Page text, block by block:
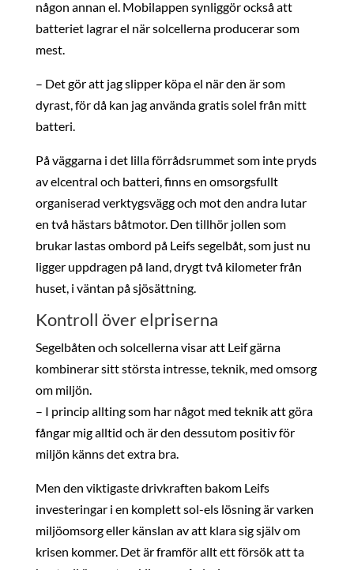
någon annan el. Mobilappen synliggör också att
batteriet lagrar el när solcellerna producerar som
mest.
– Det gör att jag slipper köpa el när den är som
dyrast, för då kan jag använda gratis solel från mitt
batteri.
På väggarna i det lilla förrådsrummet som inte pryds
av elcentral och batteri, finns en omsorgsfullt
organiserad verktygsvägg och mot den andra lutar
en två hästars båtmotor. Den tillhör jollen som
brukar lastas ombord på Leifs segelbåt, som just nu
ligger uppdragen på land, drygt två kilometer från
huset, i väntan på sjösättning.
Kontroll över elpriserna
Segelbåten och solcellerna visar att Leif gärna
kombinerar sitt största intresse, teknik, med omsorg
om miljön.
– I princip allting som har något med teknik att göra
fångar mig alltid och är den dessutom positiv för
miljön känns det extra bra.
Men den viktigaste drivkraften bakom Leifs
investeringar i en komplett sol-els lösning är varken
miljöomsorg eller känslan av att klara sig själv om
krisen kommer. Det är framför allt ett försök att ta